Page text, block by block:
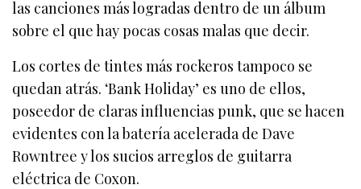
las canciones más logradas dentro de un álbum
sobre el que hay pocas cosas malas que decir.
Los cortes de tintes más rockeros tampoco se
quedan atrás. ‘Bank Holiday’ es uno de ellos,
poseedor de claras influencias punk, que se hacen
evidentes con la batería acelerada de Dave
Rowntree y los sucios arreglos de guitarra
eléctrica de Coxon.